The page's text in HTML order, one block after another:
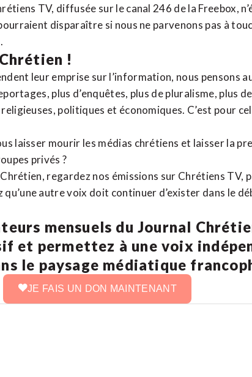
TV, diffusée sur le canal 246 de la Freebox,
disparaître si nous ne parvenons pas à
!
leur emprise sur l’information, nous pensons
plus d’enquêtes, plus de pluralisme, plus
politiques et économiques. C’est pour
laisser mourir les médias chrétiens et laisser la
privés ?
regardez nos émissions sur Chrétiens TV,
qu’une autre voix doit continuer d’exister dans le
mensuels du Journal
et permettez à une voix
le paysage médiatique
JE FAIS UN DON MAINTENANT